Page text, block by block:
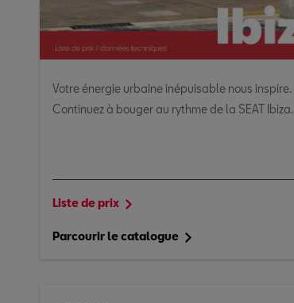
Votre énergie urbaine inépuisable nous inspire.
Continuez à bouger au rythme de la SEAT Ibiza.
Liste de prix
Parcourir le catalogue